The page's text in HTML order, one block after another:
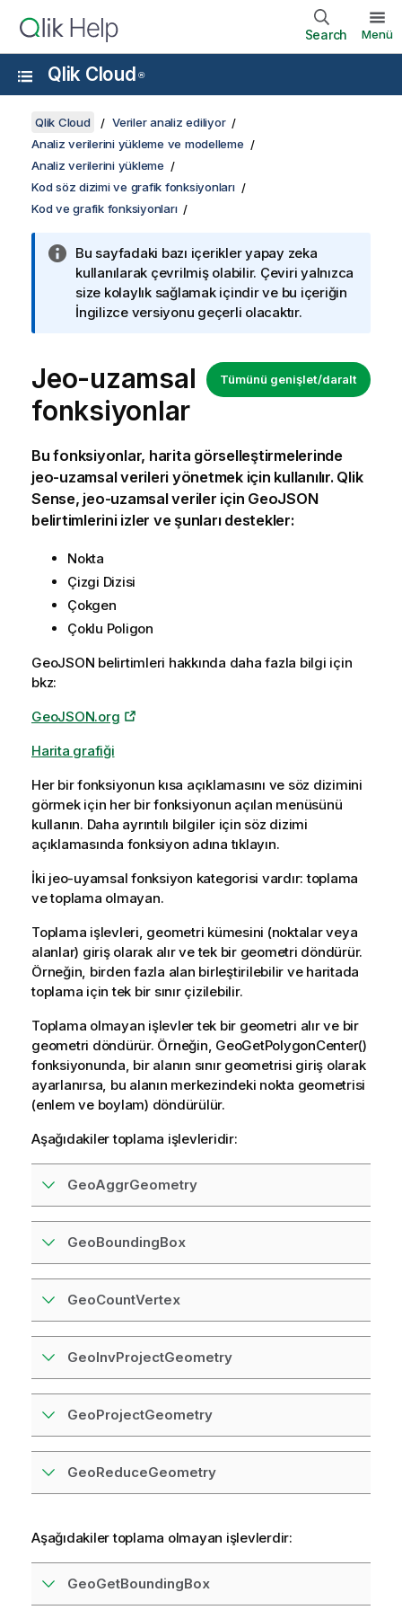
Search Menü
Qlik Cloud ®
Qlik Cloud
Veriler analiz ediliyor
Analiz verilerini yükleme ve modelleme
Analiz verilerini yükleme
Kod söz dizimi ve grafik fonksiyonları
Kod ve grafik fonksiyonları
Bu sayfadaki bazı içerikler yapay zeka
kullanılarak çevrilmiş olabilir. Çeviri yalnızca
size kolaylık sağlamak içindir ve bu içeriğin
İngilizce versiyonu geçerli olacaktır.
Tümünü genişlet/daralt
Jeo-uzamsal
fonksiyonlar
Bu fonksiyonlar, harita görselleştirmelerinde
jeo-uzamsal verileri yönetmek için kullanılır. Qlik
Sense, jeo-uzamsal veriler için GeoJSON
belirtimlerini izler ve şunları destekler:
Nokta
Çizgi Dizisi
Çokgen
Çoklu Poligon
GeoJSON belirtimleri hakkında daha fazla bilgi için
bkz:
GeoJSON.org
Harita grafiği
Her bir fonksiyonun kısa açıklamasını ve söz dizimini
görmek için her bir fonksiyonun açılan menüsünü
kullanın. Daha ayrıntılı bilgiler için söz dizimi
açıklamasında fonksiyon adına tıklayın.
İki jeo-uyamsal fonksiyon kategorisi vardır: toplama
ve toplama olmayan.
Toplama işlevleri, geometri kümesini (noktalar veya
alanlar) giriş olarak alır ve tek bir geometri döndürür.
Örneğin, birden fazla alan birleştirilebilir ve haritada
toplama için tek bir sınır çizilebilir.
Toplama olmayan işlevler tek bir geometri alır ve bir
geometri döndürür. Örneğin, GeoGetPolygonCenter()
fonksiyonunda, bir alanın sınır geometrisi giriş olarak
ayarlanırsa, bu alanın merkezindeki nokta geometrisi
(enlem ve boylam) döndürülür.
Aşağıdakiler toplama işlevleridir:
GeoAggrGeometry
GeoBoundingBox
GeoCountVertex
GeoInvProjectGeometry
GeoProjectGeometry
GeoReduceGeometry
Aşağıdakiler toplama olmayan işlevlerdir:
GeoGetBoundingBox